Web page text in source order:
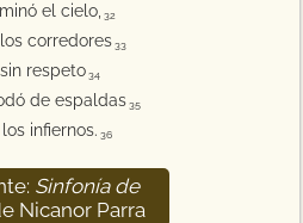
el cielo, 32
corredores 33
respeto 34
de espaldas 35
infiernos. 36
Sinfonía de
Nicanor Parra